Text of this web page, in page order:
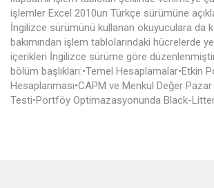
işlemler Excel 2010un Türkçe sürümüne
İngilizce sürümünü kullanan okuyuculara da
bakımından işlem tablolarındaki hücrelerde
içerikleri İngilizce sürüme göre
bölüm başlıkları:•Temel Hesaplamalar•Etkin
Hesaplanması•CAPM ve Menkul Değer
Testi•Portföy Optimazasyonunda Black-